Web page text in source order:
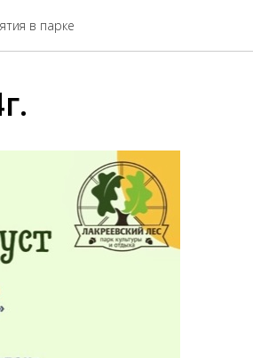
в парке